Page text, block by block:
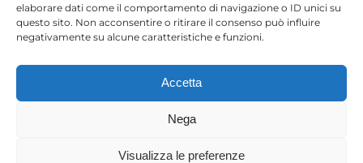
elaborare dati come il comportamento di navigazione o ID unici su
questo sito. Non acconsentire o ritirare il consenso può influire
negativamente su alcune caratteristiche e funzioni.
Accetta
Nega
Visualizza le preferenze